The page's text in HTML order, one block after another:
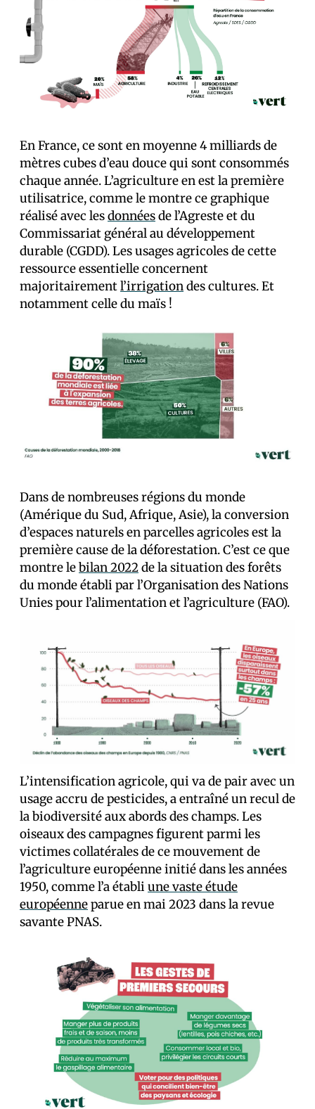
En France, ce sont en moyenne 4 milliards de
mètres cubes d’eau douce qui sont consommés
chaque année. L’agriculture en est la première
utilisatrice, comme le montre ce graphique
réalisé avec lesdonnéesde l’Agreste et du
Commissariat général au développement
durable (CGDD). Les usages agricoles de cette
ressource essentielle concernent
majoritairementl’irrigationdes cultures. Et
notamment celle du maïs !
Dans de nombreuses régions du monde
(Amérique du Sud, Afrique, Asie), la conversion
d’espaces naturels en parcelles agricoles est la
première cause de la déforestation. C’est ce que
montre lebilan 2022de la situation des forêts
du monde établi par l’Organisation des Nations
Unies pour l’alimentation et l’agriculture (FAO).
L’intensification agricole, qui va de pair avec un
usage accru de pesticides, a entraîné un recul de
la biodiversité aux abords des champs. Les
oiseaux des campagnes figurent parmi les
victimes collatérales de ce mouvement de
l’agriculture européenne initié dans les années
1950, comme l’a établi une vaste étude
européenneparue en mai 2023 dans la revue
savante PNAS.